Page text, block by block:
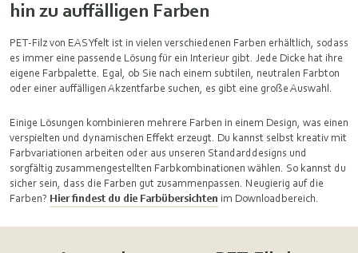
hin zu auffälligen Farben
PET-Filz von EASYfelt ist in vielen verschiedenen Farben erhältlich, sodass
es immer eine passende Lösung für ein Interieur gibt. Jede Dicke hat ihre
eigene Farbpalette. Egal, ob Sie nach einem subtilen, neutralen Farbton
oder einer auffälligen Akzentfarbe suchen, es gibt eine große Auswahl.
Einige Lösungen kombinieren mehrere Farben in einem Design, was einen
verspielten und dynamischen Effekt erzeugt. Du kannst selbst kreativ mit
Farbvariationen arbeiten oder aus unseren Standarddesigns und
sorgfältig zusammengestellten Farbkombinationen wählen. So kannst du
sicher sein, dass die Farben gut zusammenpassen. Neugierig auf die
Farben? Hier findest du die Farbübersichten im Downloadbereich.